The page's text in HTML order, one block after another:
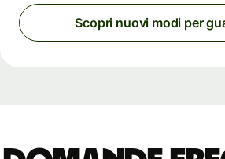
Scopri nuovi modi per